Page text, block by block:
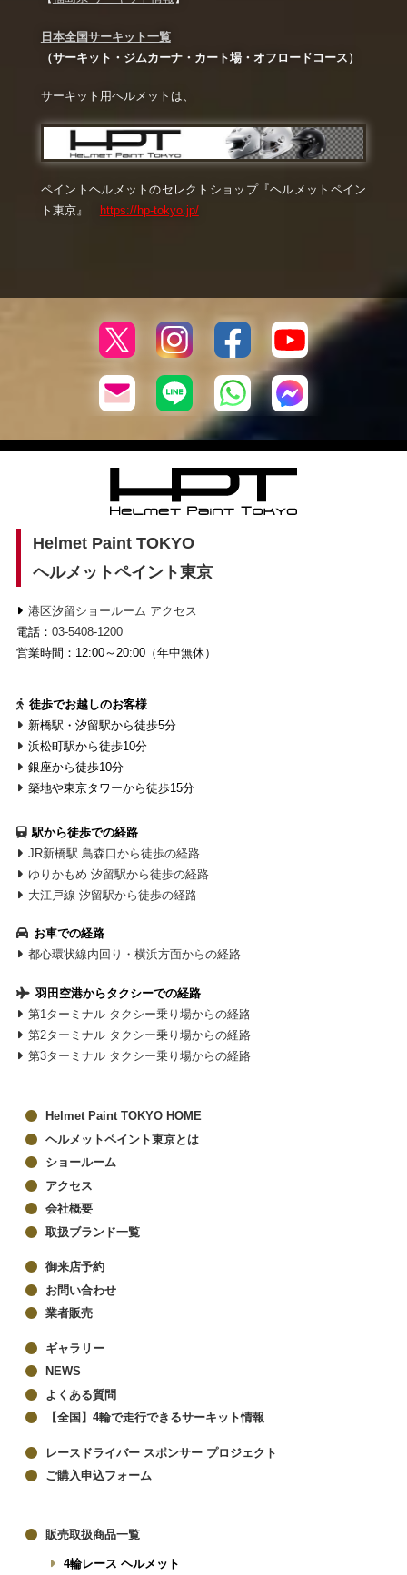
日本全国サーキット一覧
（サーキット・ジムカーナ・カート場・オフロードコース）
サーキット用ヘルメットは、
ペイントヘルメットのセレクトショップ『ヘルメットペイン
ト東京』
https://hp-tokyo.jp/
Helmet Paint TOKYO
ヘルメットペイント東京
港区汐留ショールーム アクセス
電話： 03-5408-1200
営業時間：12:00～20:00（年中無休）
徒歩でお越しのお客様
新橋駅・汐留駅から徒歩5分
浜松町駅から徒歩10分
銀座から徒歩10分
築地や東京タワーから徒歩15分
駅から徒歩での経路
JR新橋駅 鳥森口から徒歩の経路
ゆりかもめ 汐留駅から徒歩の経路
大江戸線 汐留駅から徒歩の経路
お車での経路
都心環状線内回り・横浜方面からの経路
羽田空港からタクシーでの経路
第1ターミナル タクシー乗り場からの経路
第2ターミナル タクシー乗り場からの経路
第3ターミナル タクシー乗り場からの経路
Helmet Paint TOKYO HOME
ヘルメットペイント東京とは
ショールーム
アクセス
会社概要
取扱ブランド一覧
御来店予約
お問い合わせ
業者販売
ギャラリー
NEWS
よくある質問
【全国】4輪で走行できるサーキット情報
レースドライバー スポンサー プロジェクト
ご購入申込フォーム
販売取扱商品一覧
4輪レース ヘルメット